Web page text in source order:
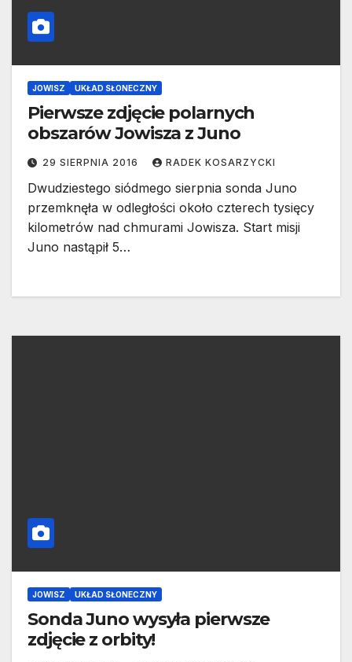
JOWISZ UKŁAD SŁONECZNY
Pierwsze zdjęcie polarnych
obszarów Jowisza z Juno
29 SIERPNIA 2016 RADEK KOSARZYCKI
Dwudziestego siódmego sierpnia sonda Juno
przemknęła w odległości około czterech tysięcy
kilometrów nad chmurami Jowisza. Start misji
Juno nastąpił 5…
JOWISZ UKŁAD SŁONECZNY
Sonda Juno wysyła pierwsze
zdjęcie z orbity!